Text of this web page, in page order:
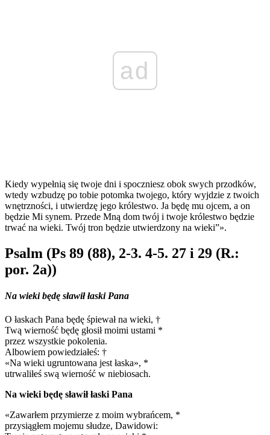
ad
Kiedy wypełnią się twoje dni i spoczniesz obok swych przodków,
wtedy wzbudzę po tobie potomka twojego, który wyjdzie z twoich
wnętrzności, i utwierdzę jego królestwo. Ja będę mu ojcem, a on
będzie Mi synem. Przede Mną dom twój i twoje królestwo będzie
trwać na wieki. Twój tron będzie utwierdzony na wieki”».
Psalm (Ps 89 (88), 2-3. 4-5. 27 i 29 (R.:
por. 2a))
Na wieki będę sławił łaski Pana
O łaskach Pana będę śpiewał na wieki, †
Twą wierność będę głosił moimi ustami *
przez wszystkie pokolenia.
Albowiem powiedziałeś: †
«Na wieki ugruntowana jest łaska», *
utrwaliłeś swą wierność w niebiosach.
Na wieki będę sławił łaski Pana
«Zawarłem przymierze z moim wybrańcem, *
przysiągłem mojemu słudze, Dawidowi: